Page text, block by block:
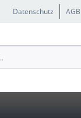
Datenschutz AGB